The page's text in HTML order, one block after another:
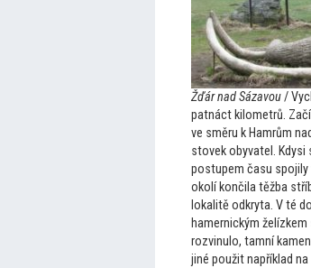
Žďár nad Sázavou/
patnáct kilometrů.
ve směru k Hamrům
stovek obyvatel. Kdysi
postupem času spojily
okolí končila těžba
lokalitě odkryta. V té
hamernickým
rozvinulo, tamní
jiné použit například